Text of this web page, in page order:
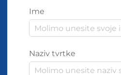
Ime
Naziv tvrtke